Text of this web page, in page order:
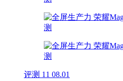
评测 11 08.01